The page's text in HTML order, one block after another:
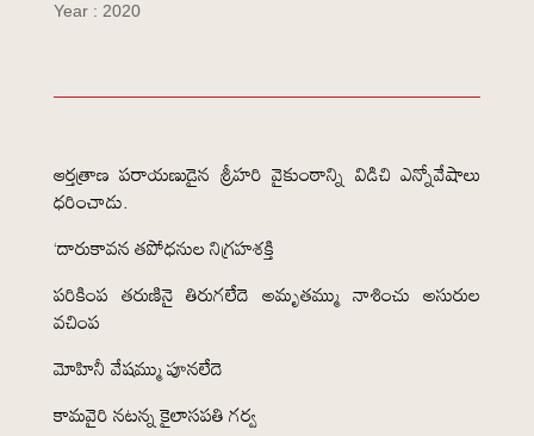
Year : 2020
ఆర్తత్రాణ పరాయణుడైన శ్రీహరి వైకుంఠాన్ని విడిచి ఎన్నోవేషాలు
ధరించాడు.
‘దారుకావన తపోధనుల నిగ్రహశక్తి
పరికింప తరుణినై తిరుగలేదె అమృతమ్ము నాశించు అసురుల
వచింప
మోహినీ వేషమ్ము పూనలేదె
కామవైరి నటన్న కైలాసపతి గర్వ